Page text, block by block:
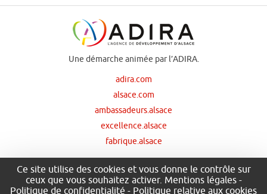
Une démarche animée par l’ADIRA.
adira.com
alsace.com
ambassadeurs.alsace
excellence.alsace
fabrique.alsace
Nos principaux financeurs
Ce site utilise des cookies et vous donne le contrôle sur
ceux que vous souhaitez activer. Mentions légales-
Politique de confidentialité - Politique relative aux cookies